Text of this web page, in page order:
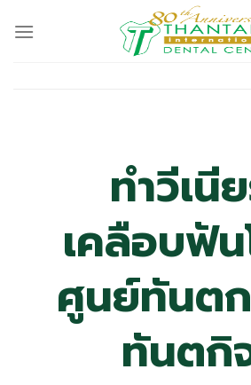
ทำวีเนี
เคลือบฟั
ศูนย์ทันต
ทันตกิ